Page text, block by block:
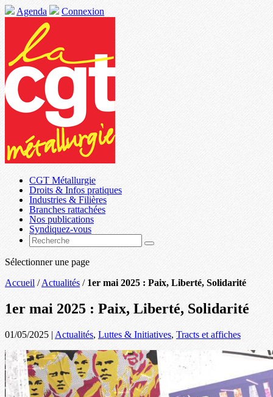
Agenda Connexion
CGT Métallurgie
Droits & Infos pratiques
Industries & Filières
Branches rattachées
Nos publications
Syndiquez-vous
Sélectionner une page
Accueil /Actualités / 1er mai 2025 : Paix, Liberté, Solidarité
1er mai 2025 : Paix, Liberté, Solidarité
01/05/2025 | Actualités, Luttes & Initiatives, Tracts et affiches